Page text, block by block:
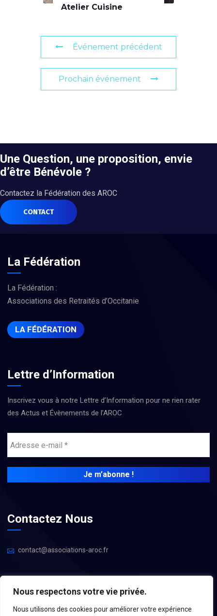
Nous respectons votre vie privée.
Nous utilisons des cookies pour améliorer votre expérience
Atelier Cuisine
Événement précédent
Prochain événement
Une Question, une proposition, envie
d’être Bénévole ?
Contactez la Fédération des AROC
CONTACT
La Fédération
La Fédération :
Associations des Retraités d’Occitanie
LA FÉDÉRATION
Lettre d’Information
Inscrivez vous à notre Lettre d’Information pour ne rien rater
des Actus et Évènements de l’AROC
Contactez Nous
contact@associations-aroc.fr